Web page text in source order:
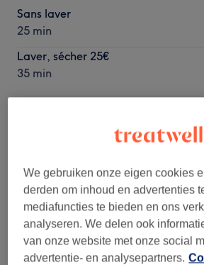
Sans laver
25 min
Laver, sécher 25€
35 min
Alle behandelingen
Coupe Et Coiffure - Femme (2)
Coloration - Prise De Rendez-vous
Salon Au 023852195 (4)
We gebruiken onze eigen cookies
derden om inhoud en advertenties
mediafuncties te bieden en ons
analyseren. We delen ook
van onze website met onze social
advertentie- en analysepartners.